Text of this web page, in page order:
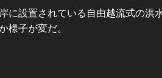
に設置されている自由越流式の洪
様子が変だ。